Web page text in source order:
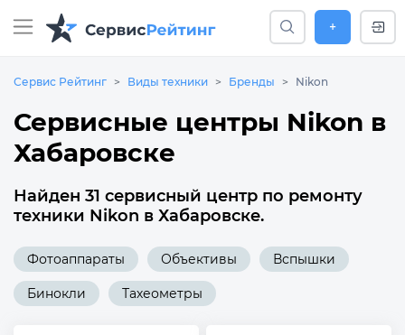
+
Сервис Рейтинг Виды техники Бренды Nikon
Сервисные центры Nikon в
Хабаровске
Найден 31 сервисный центр по ремонту
техники Nikon в Хабаровске.
Фотоаппараты Объективы Вспышки
Бинокли Тахеометры